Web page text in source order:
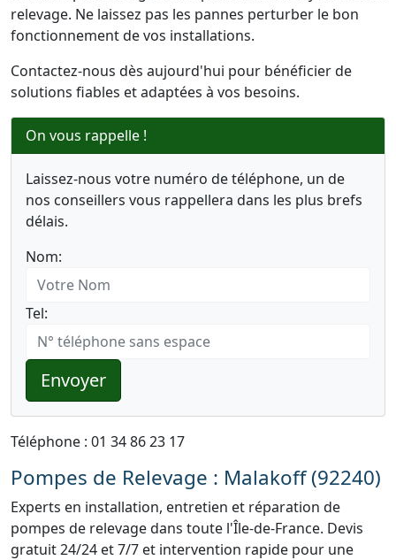
relevage. Ne laissez pas les pannes perturber le bon
fonctionnement de vos installations.
Contactez-nous dès aujourd'hui pour bénéficier de
solutions fiables et adaptées à vos besoins.
On vous rappelle !
Laissez-nous votre numéro de téléphone, un de
nos conseillers vous rappellera dans les plus brefs
délais.
Nom:
Tel:
Envoyer
Téléphone : 01 34 86 23 17
Pompes de Relevage : Malakoff (92240)
Experts en installation, entretien et réparation de
pompes de relevage dans toute l'Île-de-France. Devis
gratuit 24/24 et 7/7 et intervention rapide pour une